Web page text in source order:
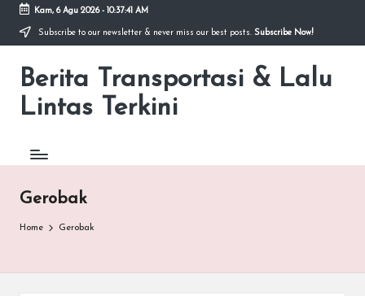
Skip
content
Kam, 6 Agu 2026- 10:37:41 AM
Subscribe to our newsletter & never miss our best posts. Subscribe Now!
Berita Transportasi & Lalu
Lintas Terkini
premancity.biz.id
Gerobak
Home Gerobak